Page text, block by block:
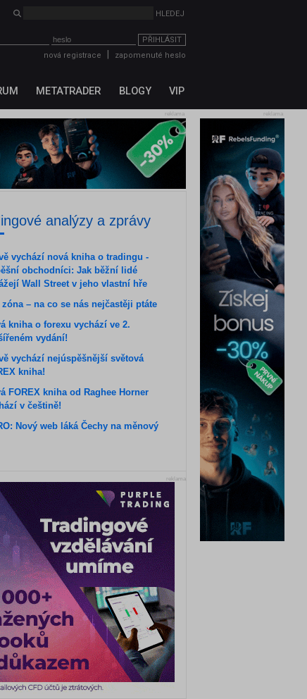
HLEDEJ
PŘIHLÁSIT
nová registrace
zapomenuté heslo
METATRADER BLOGY VIP
reklama
reklama
analýzy a zprávy
vychází nová kniha o tradingu -
obchodníci: Jak běžní lidé
Wall Street v jeho vlastní hře
zóna – na co se nás nejčastěji ptáte
kniha o forexu vychází ve 2.
vydání!
vychází nejúspěšnější světová
kniha!
FOREX kniha od Raghee Horner
v češtině!
Nový web láká Čechy na měnový
reklama